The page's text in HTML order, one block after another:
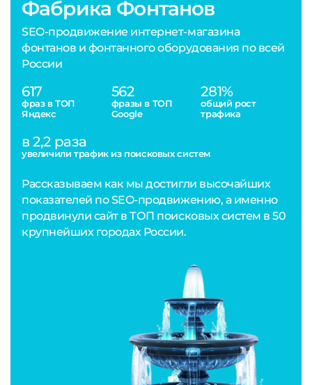
Фабрика Фонтанов
SEO-продвижение интернет-магазина
фонтанов и фонтанного оборудования по всей
России
617
фраз в ТОП
Яндекс
562
фразы в ТОП
Google
281%
общий рост
трафика
в 2,2 раза
увеличили трафик из поисковых систем
Рассказываем как мы достигли высочайших
показателей по SEO-продвижению, а именно
продвинули сайт в ТОП поисковых систем в 50
крупнейших городах России.